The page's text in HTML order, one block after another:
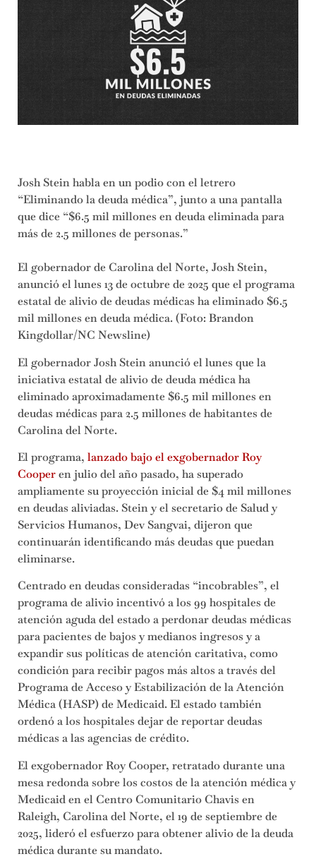
Josh Stein habla en un podio con el letrero
“Eliminando la deuda médica”, junto a una pantalla
que dice “$6.5 mil millones en deuda eliminada para
más de 2.5 millones de personas.”
El gobernador de Carolina del Norte, Josh Stein,
anunció el lunes 13 de octubre de 2025 que el programa
estatal de alivio de deudas médicas ha eliminado $6.5
mil millones en deuda médica. (Foto: Brandon
Kingdollar/NC Newsline)
El gobernador Josh Stein anunció el lunes que la
iniciativa estatal de alivio de deuda médica ha
eliminado aproximadamente $6.5 mil millones en
deudas médicas para 2.5 millones de habitantes de
Carolina del Norte.
El programa, lanzado bajo el exgobernador Roy
Cooperen julio del año pasado, ha superado
ampliamente su proyección inicial de $4 mil millones
en deudas aliviadas. Stein y el secretario de Salud y
Servicios Humanos, Dev Sangvai, dijeron que
continuarán identificando más deudas que puedan
eliminarse.
Centrado en deudas consideradas “incobrables”, el
programa de alivio incentivó a los 99 hospitales de
atención aguda del estado a perdonar deudas médicas
para pacientes de bajos y medianos ingresos y a
expandir sus políticas de atención caritativa, como
condición para recibir pagos más altos a través del
Programa de Acceso y Estabilización de la Atención
Médica (HASP) de Medicaid. El estado también
ordenó a los hospitales dejar de reportar deudas
médicas a las agencias de crédito.
El exgobernador Roy Cooper, retratado durante una
mesa redonda sobre los costos de la atención médica y
Medicaid en el Centro Comunitario Chavis en
Raleigh, Carolina del Norte, el 19 de septiembre de
2025, lideró el esfuerzo para obtener alivio de la deuda
médica durante su mandato.